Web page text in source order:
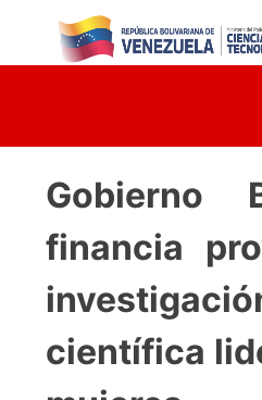
content
Gobierno
financia
científica